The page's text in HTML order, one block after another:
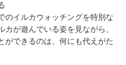
のイルカウォッチングを特別な
カが遊んでいる姿を見ながら、
ができるのは、何にも代えがた